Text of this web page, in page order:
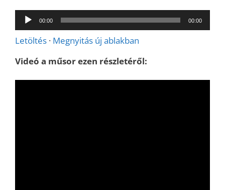
Audió
lejátszó
00:00 00:00
Letöltés · Megnyitás új ablakban
Videó a műsor ezen részletéről: